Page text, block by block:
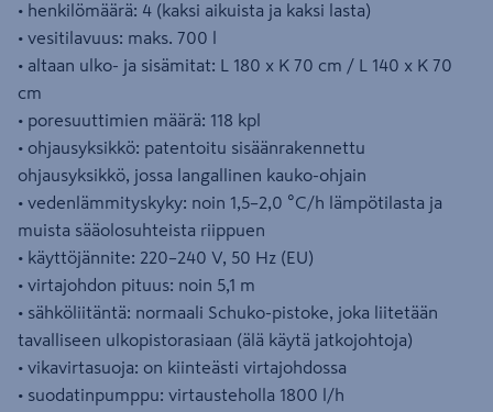
• henkilömäärä: 4 (kaksi aikuista ja kaksi lasta)
• vesitilavuus: maks. 700 l
• altaan ulko- ja sisämitat: L 180 x K 70 cm / L 140 x K 70
cm
• poresuuttimien määrä: 118 kpl
• ohjausyksikkö: patentoitu sisäänrakennettu
ohjausyksikkö, jossa langallinen kauko-ohjain
• vedenlämmityskyky: noin 1,5–2,0 °C/h lämpötilasta ja
muista sääolosuhteista riippuen
• käyttöjännite: 220–240 V, 50 Hz (EU)
• virtajohdon pituus: noin 5,1 m
• sähköliitäntä: normaali Schuko-pistoke, joka liitetään
tavalliseen ulkopistorasiaan (älä käytä jatkojohtoja)
• vikavirtasuoja: on kiinteästi virtajohdossa
• suodatinpumppu: virtausteholla 1800 l/h